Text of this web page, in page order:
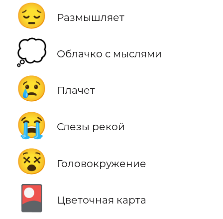
😔 Размышляет
💭 Облачко с мыслями
😢 Плачет
😭 Слезы рекой
😵 Головокружение
🎴 Цветочная карта